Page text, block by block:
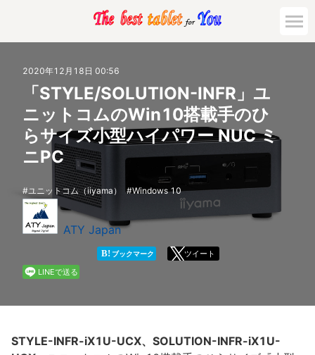
活用対策と事例
主要機種の比較
ゲーミング
法人向け
2020年12月18日 00:56
「STYLE/SOLUTION-INFR」ユ
ニットコムのWin10搭載手のひ
らサイズ小型ハイパワー NUC ミ
ニPC
ユニットコム（iiyama） Windows 10
ATY Japan
B! ブックマーク
ツイート
LINEで送る
STYLE-INFR-iX1U-UCX、SOLUTION-INFR-iX1U-